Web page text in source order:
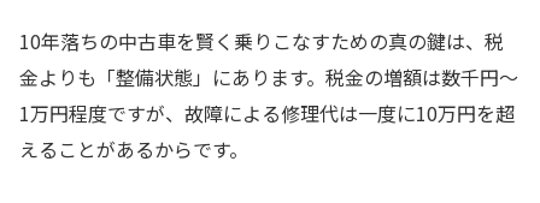
10年落ちの中古車を賢く乗りこなすための真の鍵は、税
金よりも「整備状態」にあります。税金の増額は数千円〜
1万円程度ですが、故障による修理代は一度に10万円を超
えることがあるからです。